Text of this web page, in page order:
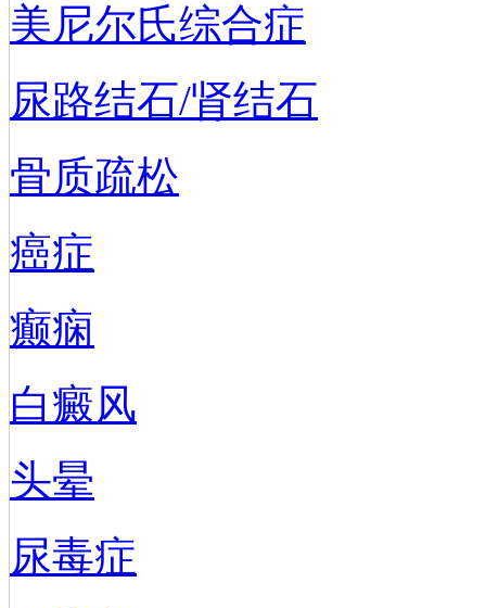
美尼尔氏综合症
尿路结石/肾结石
骨质疏松
癌症
癫痫
白癜风
头晕
尿毒症